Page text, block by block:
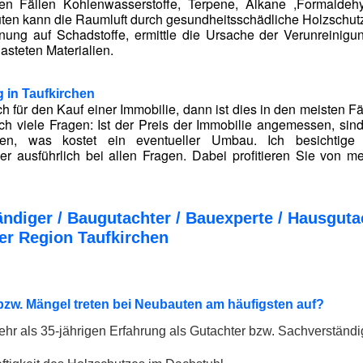
kann die Raumluft durch gesundheitsschädliche
auf Schadstoffe, ermittle die Ursache der
Materialien.
Mängel treten bei Neubauten am häufigsten auf?
als 35-jährigen Erfahrung als Gutachter bzw.
in Taufkirchen
für den Kauf einer Immobilie, dann ist dies in den meisten
viele Fragen: Ist der Preis der Immobilie angemessen,
was kostet ein eventueller Umbau. Ich
ausführlich bei allen Fragen. Dabei profitieren Sie von
/ Baugutachter / Bauexperte /
Region Taufkirchen